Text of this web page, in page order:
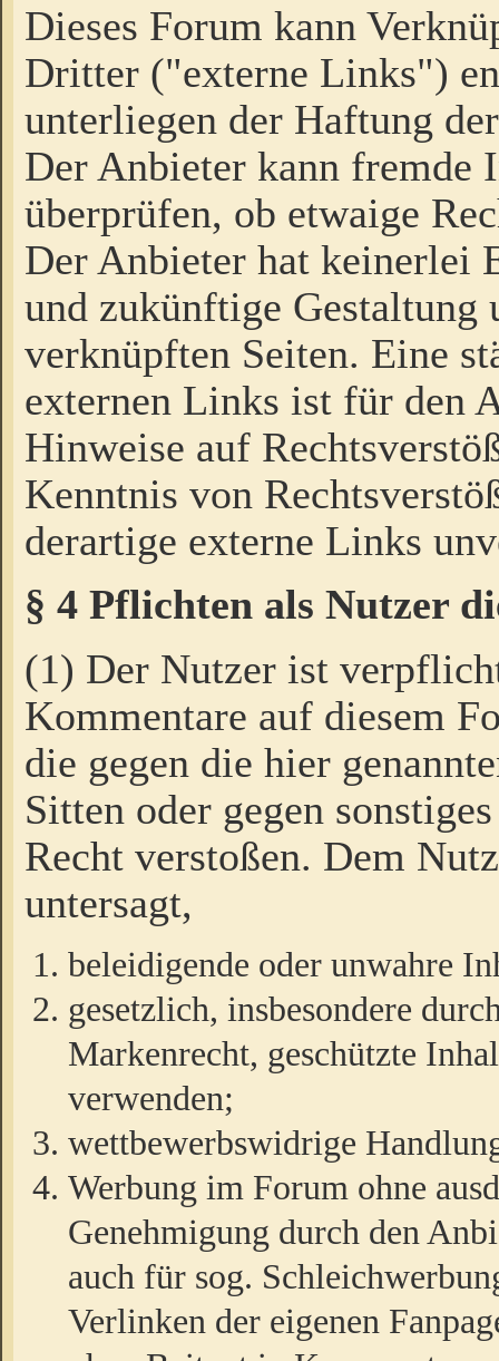
Dieses Forum kann
Dritter ("externe Links")
unterliegen der Haftung
Der Anbieter kann fremde
überprüfen, ob etwaige
Der Anbieter hat keinerlei
und zukünftige Gestaltung
verknüpften Seiten. Eine
externen Links ist für den
Hinweise auf
Kenntnis von
derartige externe Links
§ 4 Pflichten als Nutzer
(1) Der Nutzer ist
Kommentare auf diesem
die gegen die hier
Sitten oder gegen
Recht verstoßen. Dem
untersagt,
beleidigende oder unwahre
gesetzlich, insbesondere
Markenrecht, geschützte
verwenden;
wettbewerbswidrige
Werbung im Forum ohne
Genehmigung durch den
auch für sog.
Verlinken der eigenen